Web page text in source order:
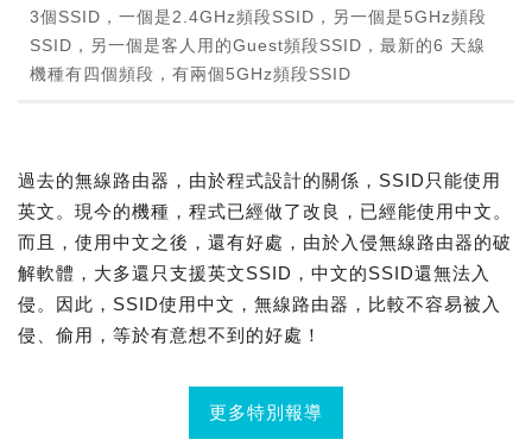
3個SSID，一個是2.4GHz頻段SSID，另一個是5GHz頻段
SSID，另一個是客人用的Guest頻段SSID，最新的6 天線
機種有四個頻段，有兩個5GHz頻段SSID
過去的無線路由器，由於程式設計的關係，SSID只能使用
英文。現今的機種，程式已經做了改良，已經能使用中文。
而且，使用中文之後，還有好處，由於入侵無線路由器的破
解軟體，大多還只支援英文SSID，中文的SSID還無法入
侵。因此，SSID使用中文，無線路由器，比較不容易被入
侵、偷用，等於有意想不到的好處！
更多特別報導